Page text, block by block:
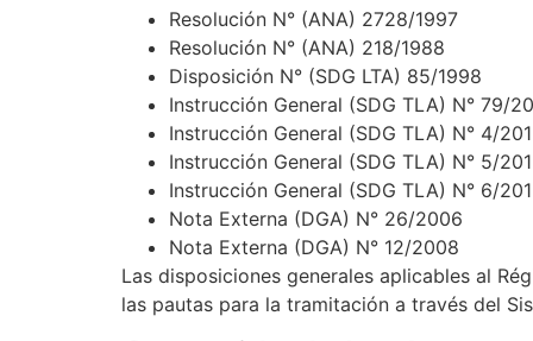
Resolución N° (ANA) 2728/1997
Resolución N° (ANA) 218/1988
Disposición N° (SDG LTA) 85/1998
Instrucción General (SDG TLA) N° 79/
Instrucción General (SDG TLA) N° 4/
Instrucción General (SDG TLA) N° 5/
Instrucción General (SDG TLA) N° 6/
Nota Externa (DGA) N° 26/2006
Nota Externa (DGA) N° 12/2008
Las disposiciones generales aplicables al
las pautas para la tramitación a través del